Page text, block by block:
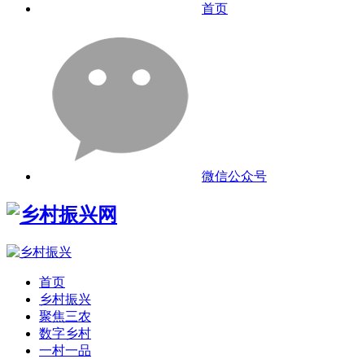
首页
微信公众号
首页
乡村振兴
聚焦三农
数字乡村
一村一品